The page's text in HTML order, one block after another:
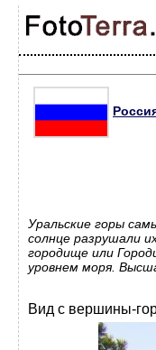
Уральские горы
солнце разрушали
городище или
уровнем моря.
Вид с вершины-